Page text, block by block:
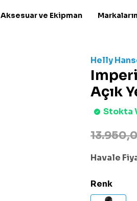
Aksesuar ve Ekipman
Helly
Açık
Stokta
Havale
Renk